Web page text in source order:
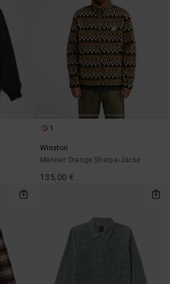
1
Winston
Männer Orange Sherpa-Jacke
135,00 €